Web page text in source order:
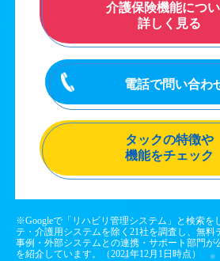
介護保険機能につ
詳しく見る
電話で問い合わ
タックの特徴や
機能をチェック
※Googleで「リハビリ管理システム」と検索を
テ・介護用システムを除く21社を調査し、無料
事例・外部システムとの連携・サポート部門が
を紹介しています。（2021年12月1日時点）